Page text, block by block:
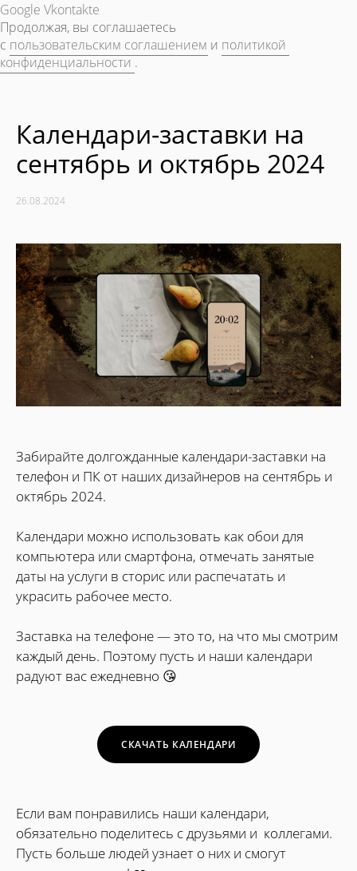
Google Vkontakte
Продолжая, вы соглашаетесь
с пользовательским соглашением и политикой
конфиденциальности .
Календари-заставки на
сентябрь и октябрь 2024
26.08.2024
Забирайте долгожданные календари-заставки на
телефон и ПК от наших дизайнеров на сентябрь и
октябрь 2024.
Календари можно использовать как обои для
компьютера или смартфона, отмечать занятые
даты на услуги в сторис или распечатать и
украсить рабочее место.
Заставка на телефоне — это то, на что мы смотрим
каждый день. Поэтому пусть и наши календари
радуют вас ежедневно 😘
СКАЧАТЬ КАЛЕНДАРИ
Если вам понравились наши календари,
обязательно поделитесь с друзьями и коллегами.
Пусть больше людей узнает о них и смогут